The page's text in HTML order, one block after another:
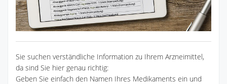
Sie suchen verständliche Information zu Ihrem Arzneimittel,
da sind Sie hier genau richtig:
Geben Sie einfach den Namen Ihres Medikaments ein und